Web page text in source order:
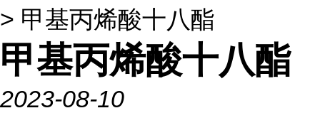
> 甲基丙烯酸十八酯
甲基丙烯酸十八酯
2023-08-10